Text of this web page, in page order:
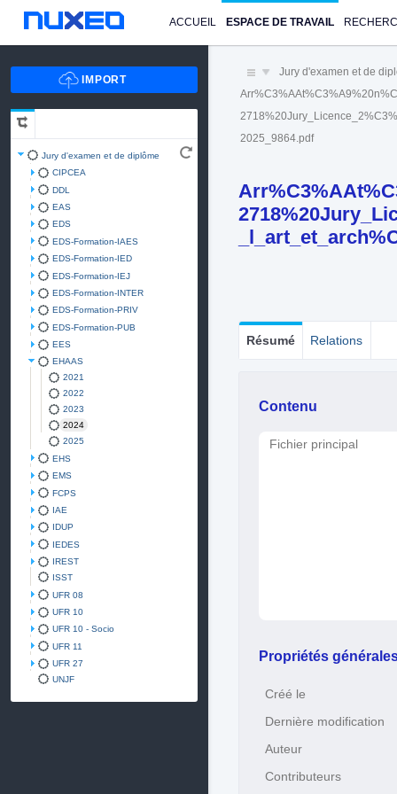
ACCUEIL ESPACE DE TRAVAIL
Jury d'examen et de diplôme
CIPCEA
DDL
EAS
EDS
EDS-Formation-IAES
EDS-Formation-IED
EDS-Formation-IEJ
EDS-Formation-INTER
EDS-Formation-PRIV
EDS-Formation-PUB
EES
EHAAS
2021
2022
2023
2024
2025
EHS
EMS
FCPS
IAE
IDUP
IEDES
IREST
ISST
UFR 08
UFR 10
UFR 10 - Socio
UFR 11
UFR 27
UNJF
Jury d'examen et de
2025_9864.pdf
Résumé Relations
Contenu
Fichier principal
Propriétés
Créé le
Dernière modification
Auteur
Contributeurs